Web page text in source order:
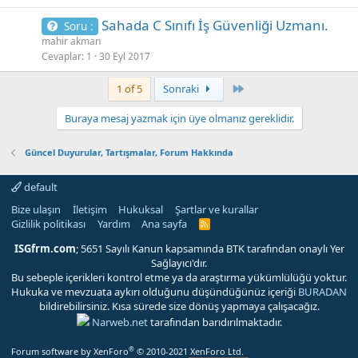
Soru : Sahada C Sınıfı İş Güvenliği Uzmanı.
mahir akman
Cevaplar 1 30 Eyl 2017
1 of 5 Sonraki
Buraya mesaj yazmak için üye olmanız gereklidir.
Güncel Duyurular, Tartışmalar, Forum Hakkında
default
Bize ulaşın
İletişim Hukuksal
Şartlar ve kurallar
Gizlilik politikası
Yardım Ana sayfa
R
S
ISGfrm.com; 5651 Sayılı Kanun kapsamında BTK tarafından onaylı Yer
Sağlayıcı'dır.
Bu sebeple içerikleri kontrol etme ya da araştırma yükümlülüğü yoktur.
Hukuka ve mevzuata aykırı olduğunu düşündüğünüz içeriği BURADAN
bildirebilirsiniz. Kısa sürede size dönüş yapmaya çalışacağız.
Narweb.nettarafından barıdırılmaktadır.
Forum software by XenForo® © 2010-2021 XenForo Ltd.